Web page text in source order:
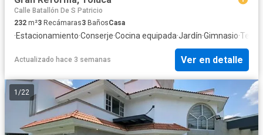
Calle Batallón De S Patricio
232 m²3 Recámaras3 BañosCasa
·Estacionamiento·Conserje·Cocina equipada·Jardín·Gimnasio·
Actualizado hace 3 semanas Ver en detalle
1 /22